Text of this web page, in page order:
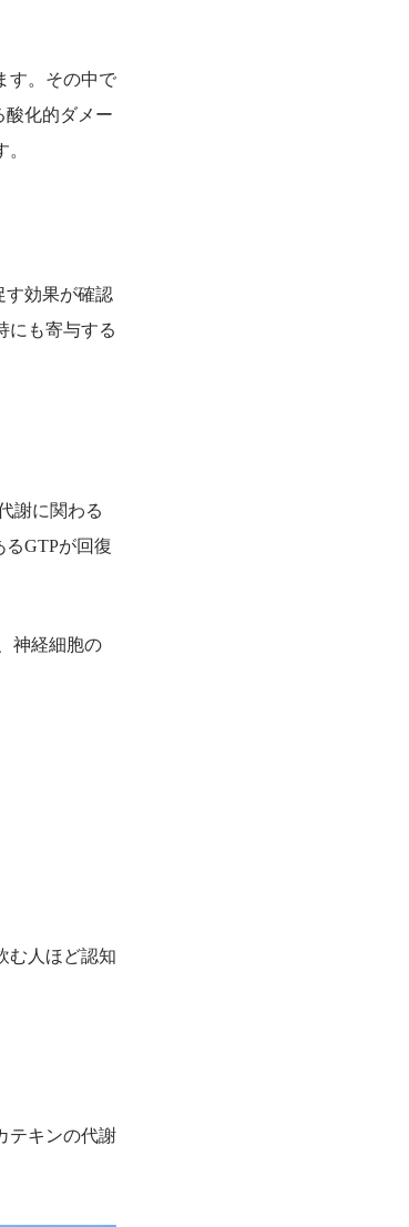
す。その中で
酸化的ダメー
す効果が確認
にも寄与する
謝に関わる
GTPが回復
神経細胞の
む人ほど認知
テキンの代謝